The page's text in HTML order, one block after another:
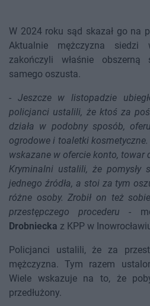
W 2024 roku sąd skazał go na
Aktualnie mężczyzna siedzi
zakończyli właśnie
samego oszusta.
- Jeszcze w listopadzie
policjanci ustalili, że ktoś za
działa w podobny sposób,
ogrodowe i toaletki
wskazane w ofercie konto, towar
Kryminalni ustalili, że pomysły
jednego źródła, a stoi za tym
różne osoby. Zrobił on też
przestępczego procederu -
Drobniecka z KPP w
Policjanci ustalili, że za
mężczyzna. Tym razem
Wiele wskazuje na to, że
przedłużony.